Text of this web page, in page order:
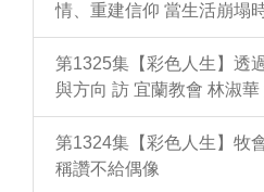
情、重建信仰 當生活崩塌
第1325集【彩色人生】透
與方向 訪 宜蘭教會 林淑華
第1324集【彩色人生】牧
稱讚不給偶像